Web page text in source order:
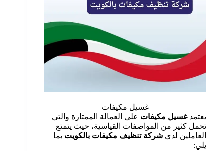
غسيل مكيفات
يعتمدغسيل مكيفات على العمالة الممتازة والتي
تحمل كثير من المواصفات القياسية، حيث يتمتع
العاملين لدي شركة تنظيف مكيفات بالكويت بما
يلي: